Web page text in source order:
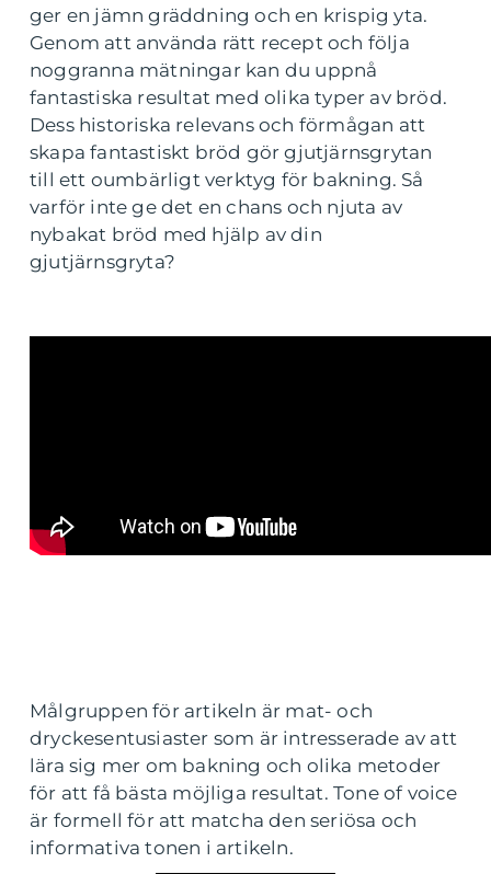
ger en jämn gräddning och en krispig yta.
Genom att använda rätt recept och följa
noggranna mätningar kan du uppnå
fantastiska resultat med olika typer av bröd.
Dess historiska relevans och förmågan att
skapa fantastiskt bröd gör gjutjärnsgrytan
till ett oumbärligt verktyg för bakning. Så
varför inte ge det en chans och njuta av
nybakat bröd med hjälp av din
gjutjärnsgryta?
Målgruppen för artikeln är mat- och
dryckesentusiaster som är intresserade av att
lära sig mer om bakning och olika metoder
för att få bästa möjliga resultat. Tone of voice
är formell för att matcha den seriösa och
informativa tonen i artikeln.